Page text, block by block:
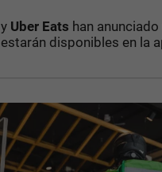
y Uber Eats han
estarán disponibles en la